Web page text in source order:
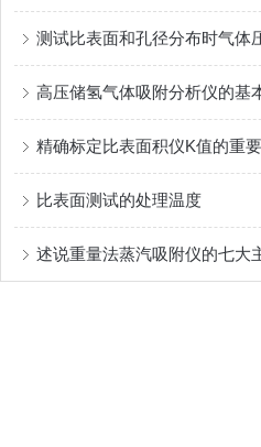
比表面测试的处理温度